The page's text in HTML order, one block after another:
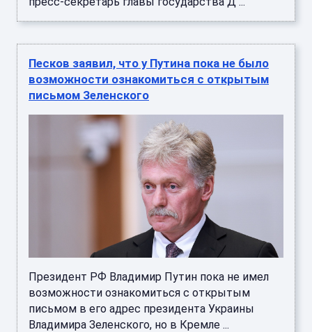
Песков заявил, что у Путина пока не было
возможности ознакомиться с открытым
письмом Зеленского
Президент РФ Владимир Путин пока не имел
возможности ознакомиться с открытым
письмом в его адрес президента Украины
Владимира Зеленского, но в Кремле ...